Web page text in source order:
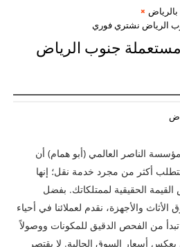
الرياض نشتري فوري
جنوب الرياض
الناصر العالمي (أبو همام) أن
أكثر من مجرد خدمة نقل؛ إنها
الحقيقية لممتلكاتك. بفضل
والأجهزة، نقدم لعملائنا في أحياء
من الفحص الدقيق للمكونات ووصولاً
أسعار السوق الحالية. لا يقتصر